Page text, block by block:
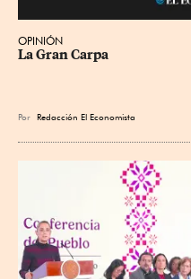
OPINIÓN
La Gran Carpa
Por Redacción El Economista